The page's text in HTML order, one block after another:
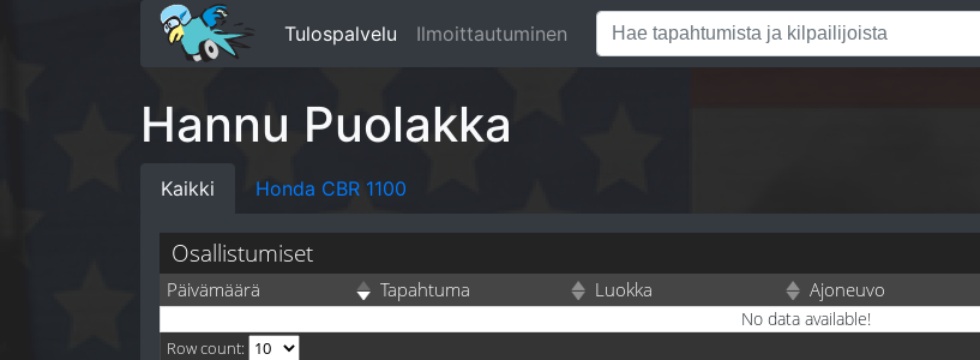
Tulospalvelu Ilmoittautuminen
Hannu Puolakka
Kaikki Honda CBR 1100
Osallistumiset
Päivämäärä Tapahtuma Luokka Ajoneuvo
No data available!
Row count: